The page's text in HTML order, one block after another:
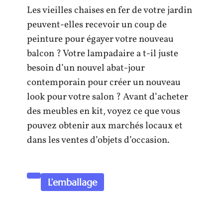
Les vieilles chaises en fer de votre jardin
peuvent-elles recevoir un coup de
peinture pour égayer votre nouveau
balcon ? Votre lampadaire a t-il juste
besoin d’un nouvel abat-jour
contemporain pour créer un nouveau
look pour votre salon ? Avant d’acheter
des meubles en kit, voyez ce que vous
pouvez obtenir aux marchés locaux et
dans les ventes d’objets d’occasion.
L’emballage